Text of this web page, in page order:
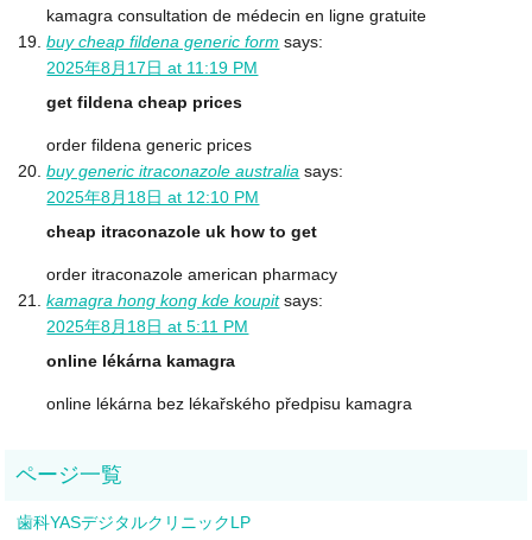
kamagra consultation de médecin en ligne gratuite
buy cheap fildena generic form says:
2025年8月17日 at 11:19 PM
get fildena cheap prices
order fildena generic prices
buy generic itraconazole australia says:
2025年8月18日 at 12:10 PM
cheap itraconazole uk how to get
order itraconazole american pharmacy
kamagra hong kong kde koupit says:
2025年8月18日 at 5:11 PM
online lékárna kamagra
online lékárna bez lékařského předpisu kamagra
歯科YASデジタルクリニックLP